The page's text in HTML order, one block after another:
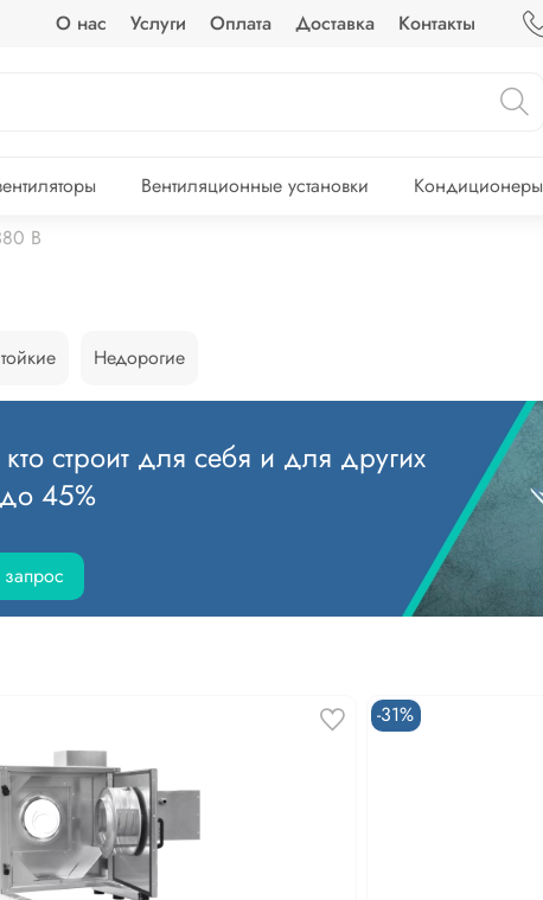
О нас Услуги Оплата Доставка Контакты
Вентиляционные установки Кондиционеры
В
Недорогие
строит для себя и для других
45%
запрос
-31%